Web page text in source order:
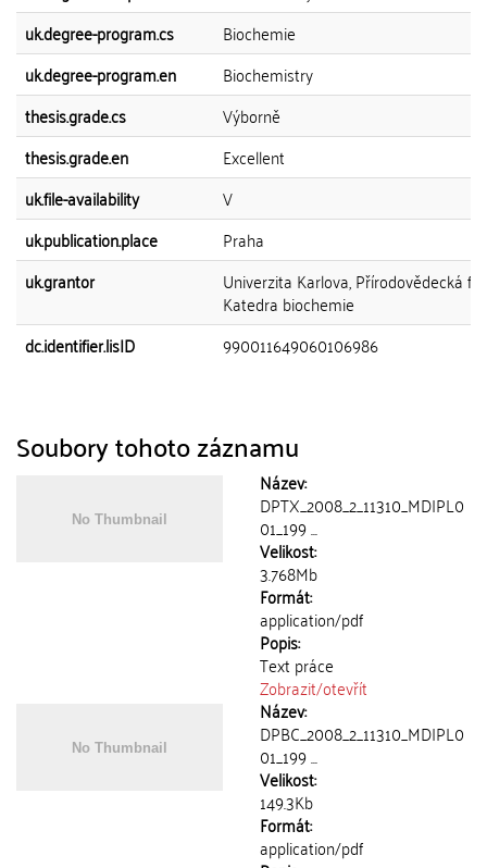
uk.degree-program.cs
Biochemie
uk.degree-program.en
Biochemistry
thesis.grade.cs
Výborně
thesis.grade.en
Excellent
uk.file-availability
V
uk.publication.place
Praha
uk.grantor
Univerzita Karlova, Přírodovědecká
Katedra biochemie
dc.identifier.lisID
990011649060106986
Soubory tohoto záznamu
Název:
DPTX_2008_2_11310_MDIPL0
01_199 ...
Velikost:
3.768Mb
Formát:
application/pdf
Popis:
Text práce
Zobrazit/otevřít
Název:
DPBC_2008_2_11310_MDIPL0
01_199 ...
Velikost:
149.3Kb
Formát:
application/pdf